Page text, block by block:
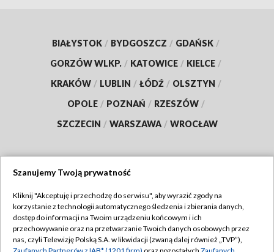
BIAŁYSTOK / BYDGOSZCZ / GDAŃSK /
GORZÓW WLKP. / KATOWICE / KIELCE /
KRAKÓW / LUBLIN / ŁÓDŹ / OLSZTYN /
OPOLE / POZNAŃ / RZESZÓW /
SZCZECIN / WARSZAWA / WROCŁAW
TVP
Abonament TVP
Emisja w TVP
Regulamin TVP
Szanujemy Twoją prywatność
Kliknij "Akceptuję i przechodzę do serwisu", aby wyrazić zgody na
korzystanie z technologii automatycznego śledzenia i zbierania danych,
dostęp do informacji na Twoim urządzeniu końcowym i ich
przechowywanie oraz na przetwarzanie Twoich danych osobowych przez
nas, czyli Telewizję Polską S.A. w likwidacji (zwaną dalej również „TVP”),